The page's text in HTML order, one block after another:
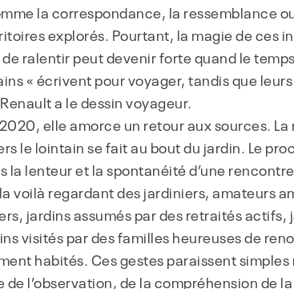
la correspondance, la ressemblance
explorés. Pourtant, la magie de ces
ralentir peut devenir forte quand le
« écrivent pour voyager, tandis que
a le dessin voyageur.
elle amorce un retour aux sources.
le lointain se fait au bout du jardin. Le
la lenteur et la spontanéité d’une
voilà regardant des jardiniers, amateurs
jardins assumés par des retraités
visités par des familles heureuses de
habités. Ces gestes paraissent simples
l’observation, de la compréhension de